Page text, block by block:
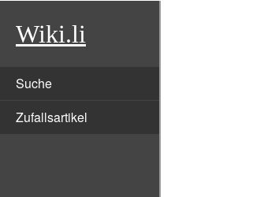
Wiki.li
Suche
Zufallsartikel